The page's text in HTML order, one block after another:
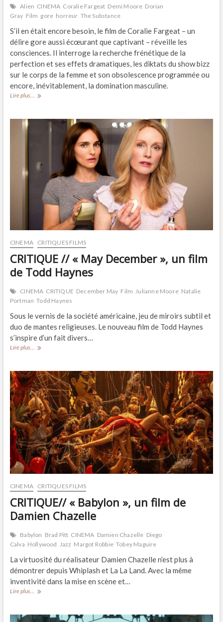
Alien CINEMA Coralie Fargeat Demi Moore Dorian
Gray Film gore horreur The Substance
S’il en était encore besoin, le film de Coralie Fargeat – un
délire gore aussi écœurant que captivant – réveille les
consciences. Il interroge la recherche frénétique de la
perfection et ses effets dramatiques, les diktats du show bizz
sur le corps de la femme et son obsolescence programmée ou
encore, inévitablement, la domination masculine.
Lire plus...
CRITIQUE//
substance
Coralie
Fargeat
CINEMA CRITIQUES FILMS
CRITIQUE // « May December », un film
de Todd Haynes
CINEMA CRITIQUE December May Film Julianne Moore Natalie
Portman Todd Haynes
Sous le vernis de la société américaine, jeu de miroirs subtil et
duo de mantes religieuses. Le nouveau film de Todd Haynes
s’inspire d’un fait divers…
Lire plus... CRITIQUE
December »,
un
film
de
Todd
Haynes
CINEMA CRITIQUES FILMS
CRITIQUE// « Babylon », un film de
Damien Chazelle
Babylon Brad Pitt CINEMA Damien Chazelle Diego
Calva Hollywood Jazz Margot Robbie Tobey Maguire
La virtuosité du réalisateur Damien Chazelle n’est plus à
démontrer depuis Whiplash et La La Land. Avec la même
inventivité dans la mise en scène et…
Lire plus... CRITIQUE//
film